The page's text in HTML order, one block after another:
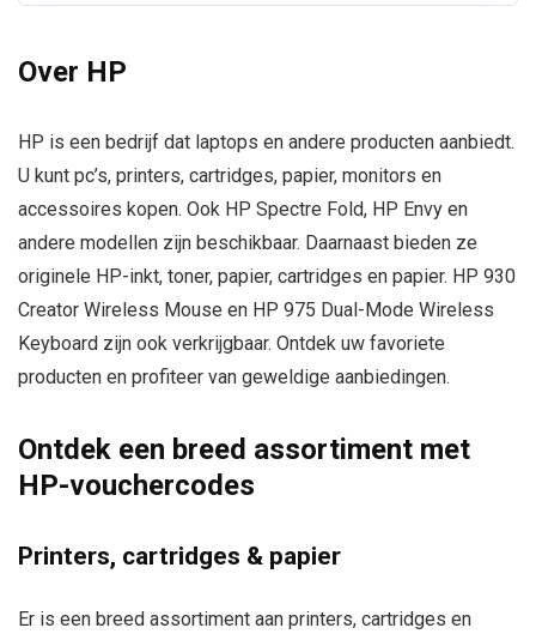
Over HP
HP is een bedrijf dat laptops en andere producten aanbiedt.
U kunt pc’s, printers, cartridges, papier, monitors en
accessoires kopen. Ook HP Spectre Fold, HP Envy en
andere modellen zijn beschikbaar. Daarnaast bieden ze
originele HP-inkt, toner, papier, cartridges en papier. HP 930
Creator Wireless Mouse en HP 975 Dual-Mode Wireless
Keyboard zijn ook verkrijgbaar. Ontdek uw favoriete
producten en profiteer van geweldige aanbiedingen.
Ontdek een breed assortiment met
HP-vouchercodes
Printers, cartridges & papier
Er is een breed assortiment aan printers, cartridges en